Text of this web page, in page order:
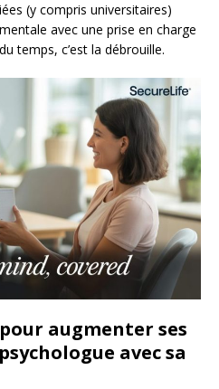
(y compris universitaires)
avec une prise en charge
temps, c’est la débrouille.
augmenter ses
avec sa